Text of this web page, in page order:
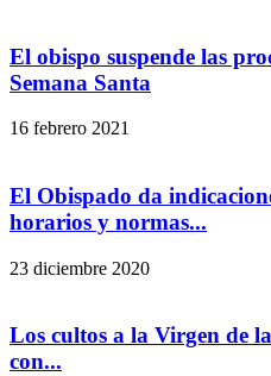
El obispo suspende las
Semana Santa
16 febrero 2021
El Obispado da
horarios y normas...
23 diciembre 2020
Los cultos a la Virgen de
con...